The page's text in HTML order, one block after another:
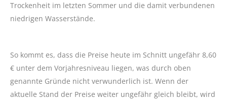
Trockenheit im letzten Sommer und die damit verbundenen
niedrigen Wasserstände.
So kommt es, dass die Preise heute im Schnitt ungefähr 8,60
€ unter dem Vorjahresniveau liegen, was durch oben
genannte Gründe nicht verwunderlich ist. Wenn der
aktuelle Stand der Preise weiter ungefähr gleich bleibt, wird